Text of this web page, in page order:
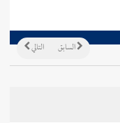
التالي السابق